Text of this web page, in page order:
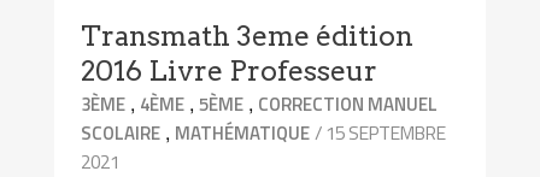
Transmath 3eme édition
2016 Livre Professeur
3ÈME , 4ÈME ,5ÈME , CORRECTION MANUEL
SCOLAIRE , MATHÉMATIQUE/ 15 SEPTEMBRE
2021